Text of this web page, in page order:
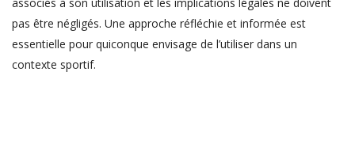
associés à son utilisation et les implications légales ne doivent
pas être négligés. Une approche réfléchie et informée est
essentielle pour quiconque envisage de l’utiliser dans un
contexte sportif.